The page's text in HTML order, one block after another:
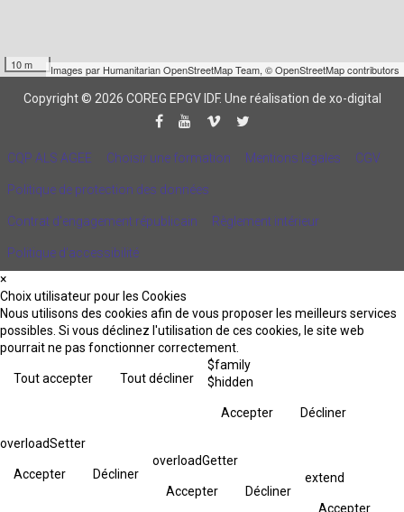
10 m Images par Humanitarian OpenStreetMap Team, © OpenStreetMap contributors
Copyright © 2026 COREG EPGV IDF. Une réalisation de xo-digital
CQP ALS AGEE Choisir une formation Mentions légales CGV
Politique de protection des données
Contrat d'engagement républicain Règlement intérieur
Politique d’accessibilité
×
Choix utilisateur pour les Cookies
Nous utilisons des cookies afin de vous proposer les meilleurs services
possibles. Si vous déclinez l'utilisation de ces cookies, le site web
pourrait ne pas fonctionner correctement.
Tout accepter Tout décliner
$family
$hidden
Accepter Décliner
overloadSetter
Accepter Décliner
overloadGetter
Accepter Décliner
extend
Accepter